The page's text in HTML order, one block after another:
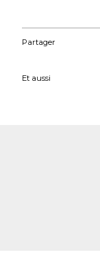
Partager
Et aussi